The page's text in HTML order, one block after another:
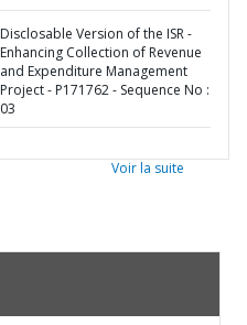
Disclosable Version of the ISR -
Enhancing Collection of Revenue
and Expenditure Management
Project - P171762 - Sequence No :
03
Voir la suite